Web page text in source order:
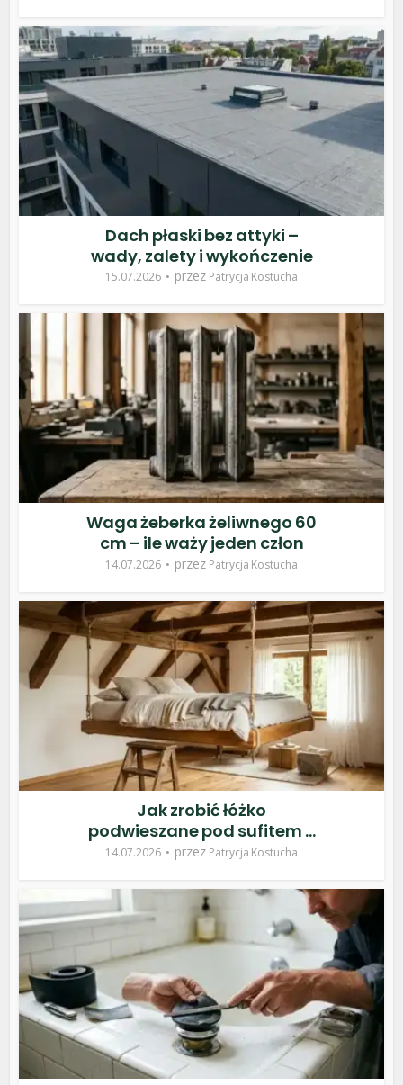
Dach płaski bez attyki –
wady, zalety i wykończenie
15.07.2026 przez Patrycja Kostucha
Waga żeberka żeliwnego 60
cm – ile waży jeden człon
14.07.2026 przez Patrycja Kostucha
Jak zrobić łóżko
podwieszane pod sufitem –
poradnik DIY
14.07.2026 przez Patrycja Kostucha